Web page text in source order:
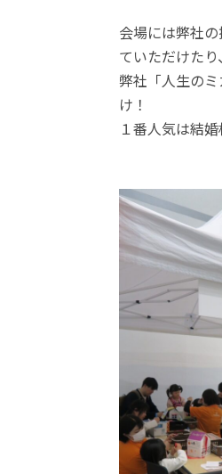
会場には弊社
ていただけたり、
弊社「人生の
け！
１番人気は結